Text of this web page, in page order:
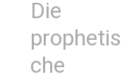
Die
prophetis
che